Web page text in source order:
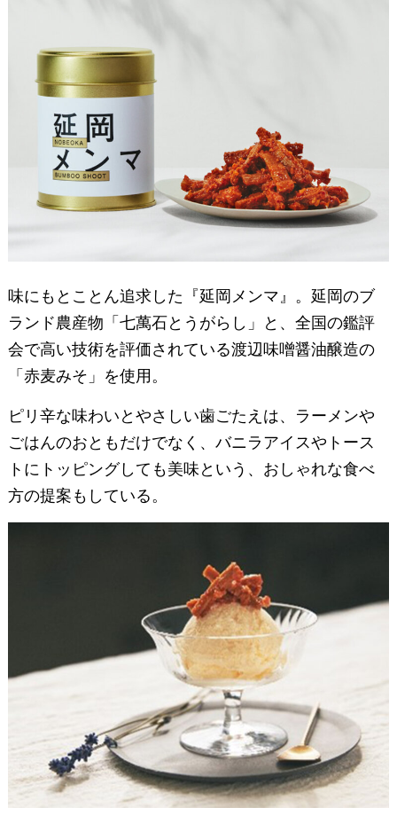
味にもとことん追求した『延岡メンマ』。延岡のブ
ランド農産物「七萬石とうがらし」と、全国の鑑評
会で高い技術を評価されている渡辺味噌醤油醸造の
「赤麦みそ」を使用。
ピリ辛な味わいとやさしい歯ごたえは、ラーメンや
ごはんのおともだけでなく、バニラアイスやトース
トにトッピングしても美味という、おしゃれな食べ
方の提案もしている。